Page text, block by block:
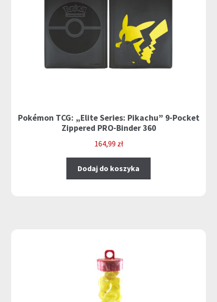
Pokémon TCG: „Elite Series: Pikachu” 9-Pocket
Zippered PRO-Binder 360
164,99 zł
Dodaj do koszyka